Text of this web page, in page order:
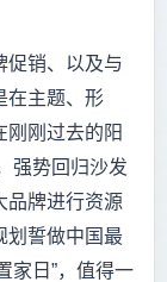
销、以及与
在主题、形
刚刚过去的阳
强势回归沙发
品牌进行资源
划誓做中国最
家日”，值得一